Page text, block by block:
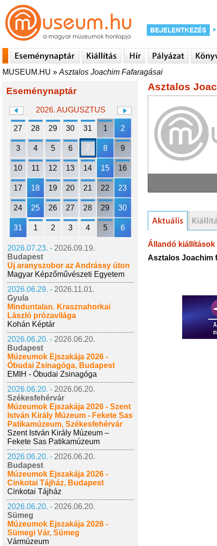
MUSEUM.HU » Asztalos Joachim Fafaragásai
Eseménynaptár
2026. AUGUSZTUS
27 28 29 30 31 1 2
3 4 5 6 7 8 9
10 11 12 13 14 15 16
17 18 19 20 21 22 23
24 25 26 27 28 29 30
31 1 2 3 4 5 6
2026.07.23. - 2026.09.19.
Budapest
Új aranyszobor az Andrássy úton
Magyar Képzőművészeti Egyetem
2026.06.29. - 2026.11.01.
Gyula
Minduntalan. Krasznahorkai
László prózavilága
Kohán Képtár
2026.06.20. - 2026.06.20.
Budapest
Múzeumok Éjszakája 2026 -
Óbudai Zsinagóga, Budapest
EMIH - Óbudai Zsinagóga
2026.06.20. - 2026.06.20.
Székesfehérvár
Múzeumok Éjszakája 2026 - Szent
István Király Múzeum - Fekete Sas
Patikamúzeum, Székesfehérvár
Szent István Király Múzeum –
Fekete Sas Patikamúzeum
2026.06.20. - 2026.06.20.
Budapest
Múzeumok Éjszakája 2026 -
Cinkotai Tájház, Budapest
Cinkotai Tájház
2026.06.20. - 2026.06.20.
Sümeg
Múzeumok Éjszakája 2026 -
Sümegi Vár, Sümeg
Vármúzeum
Asztalos
Állandó kiállítások
Asztalos Joachim